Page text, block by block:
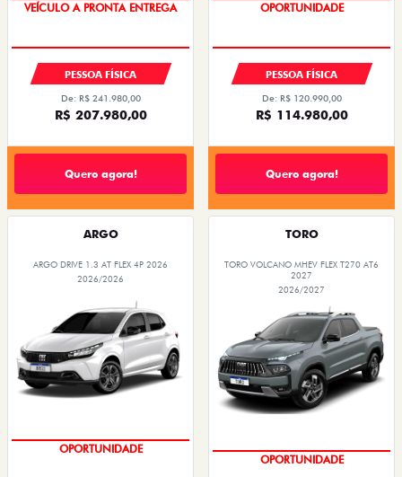
VEÍCULO A PRONTA ENTREGA
PESSOA FÍSICA
De: R$ 241.980,00
R$ 207.980,00
Quero agora!
OPORTUNIDADE
PESSOA FÍSICA
De: R$ 120.990,00
R$ 114.980,00
Quero agora!
ARGO
ARGO DRIVE 1.3 AT FLEX 4P 2026
2026/2026
OPORTUNIDADE
TORO
TORO VOLCANO MHEV FLEX T270 AT6
2027
2026/2027
OPORTUNIDADE